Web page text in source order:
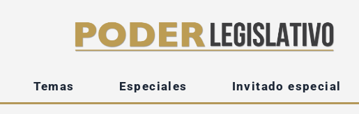
Temas Especiales Invitado especial